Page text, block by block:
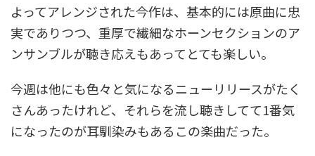
よってアレンジされた今作は、基本的には原曲に忠
実でありつつ、重厚で繊細なホーンセクションのア
ンサンブルが聴き応えもあってとても楽しい。
今週は他にも色々と気になるニューリリースがたく
さんあったけれど、それらを流し聴きしてて1番気
になったのが耳馴染みもあるこの楽曲だった。